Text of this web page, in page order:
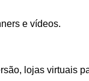
e vídeos.
lojas virtuais